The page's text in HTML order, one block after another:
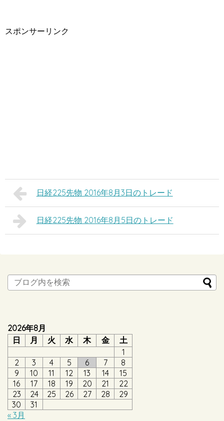
スポンサーリンク
日経225先物 2016年8月3日のトレード
日経225先物 2016年8月5日のトレード
2026年8月
日
月 火 水 木 金
土
1
2
3 4 5 6 7
8
9
10 11 12 13 14
15
16
17 18 19 20 21
22
23
24 25 26 27 28
29
30
31
« 3月